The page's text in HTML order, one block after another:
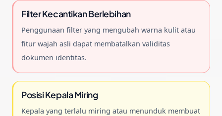
Filter Kecantikan Berlebihan
Penggunaan filter yang mengubah warna kulit atau
fitur wajah asli dapat membatalkan validitas
dokumen identitas.
Posisi Kepala Miring
Kepala yang terlalu miring atau menunduk membuat